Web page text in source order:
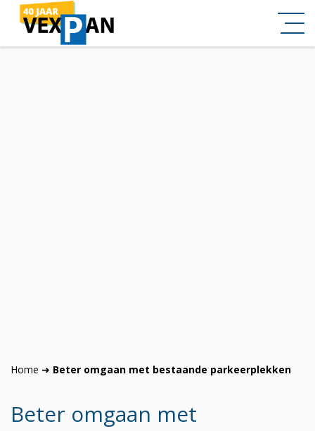
Home ➜ Beter omgaan met bestaande parkeerplekken
Beter omgaan met